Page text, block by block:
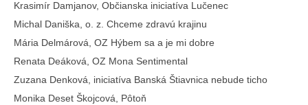
Krasimír Damjanov, Občianska iniciatíva Lučenec
Michal Daniška, o. z. Chceme zdravú krajinu
Mária Delmárová, OZ Hýbem sa a je mi dobre
Renata Deáková, OZ Mona Sentimental
Zuzana Denková, iniciatíva Banská Štiavnica nebude ticho
Monika Deset Škojcová, Pôtoň